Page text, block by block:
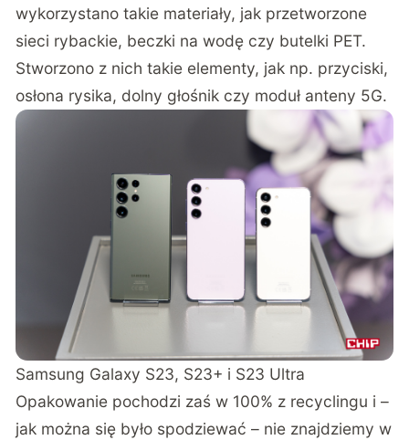
wykorzystano takie materiały, jak przetworzone
sieci rybackie, beczki na wodę czy butelki PET.
Stworzono z nich takie elementy, jak np. przyciski,
osłona rysika, dolny głośnik czy moduł anteny 5G.
Samsung Galaxy S23, S23+ i S23 Ultra
Opakowanie pochodzi zaś w 100% z recyclingu i –
jak można się było spodziewać – nie znajdziemy w